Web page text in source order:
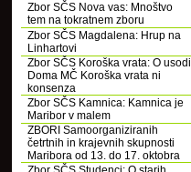
Zbor SČS Nova vas: Mnoštvo
tem na tokratnem zboru
Zbor SČS Magdalena: Hrup na
Linhartovi
Zbor SČS Koroška vrata: O usodi
Doma MČ Koroška vrata ni
konsenza
Zbor SČS Kamnica: Kamnica je
Maribor v malem
ZBORI Samoorganiziranih
četrtnih in krajevnih skupnosti
Maribora od 13. do 17. oktobra